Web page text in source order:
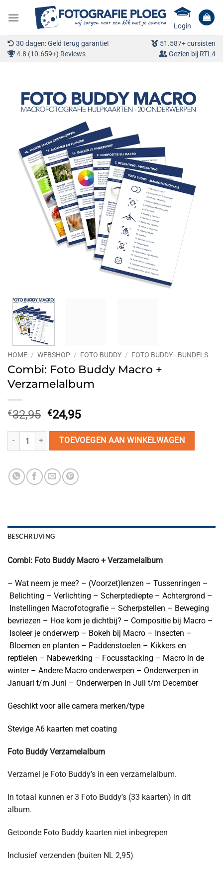
naar
Login
30 dagen: Geld terug garantie!
51.587+ cursisten
4.8 (10.659+) Reviews
Gezien bij RTL4
HOME / WEBSHOP / FOTO BUDDY / FOTO BUDDY - BUNDELS
Combi: Foto Buddy Macro +
Verzamelalbum
€32,95 Oorspronkelijke
was:
€32,95.
€24,95Huidige
is:
€24,95.
Combi: Foto Buddy Macro + Verzamelalbum aantal
TOEVOEGEN AAN WINKELWAGEN
BESCHRIJVING
Combi: Foto Buddy Macro + Verzamelalbum
– Wat neem je mee? – (Voorzet)lenzen – Tussenringen –
Belichting – Verlichting – Scherptediepte – Achtergrond –
Instellingen Macrofotografie – Scherpstellen – Beweging
bevriezen – Hoe kom je dichtbij? – Compositie bij Macro –
Isoleer je onderwerp – Bokeh bij Macro – Insecten –
Bloemen en planten – Paddenstoelen – Kikkers en
reptielen – Nabewerking – Focusstacking – Macro in de
winter – Andere Macro onderwerpen – Onderwerpen in
Januari t/m Juni – Onderwerpen in Juli t/m December
Geschikt voor alle camera merken/type
Stevige A6 kaarten met coating
Foto Buddy Verzamelalbum
Verzamel je Foto Buddy’s in een verzamelalbum.
In totaal kunnen er 3 Foto Buddy’s (33 kaarten) in dit
album.
Getoonde Foto Buddy kaarten niet inbegrepen
Inclusief verzenden (buiten NL 2,95)